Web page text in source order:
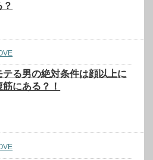
？
テる男の絶対条件は顔以上に
筋にある？！